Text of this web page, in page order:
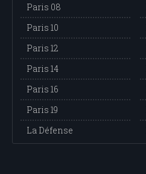
Paris 08
Paris 10
Paris 12
Paris 14
Paris 16
Paris 19
La Défense